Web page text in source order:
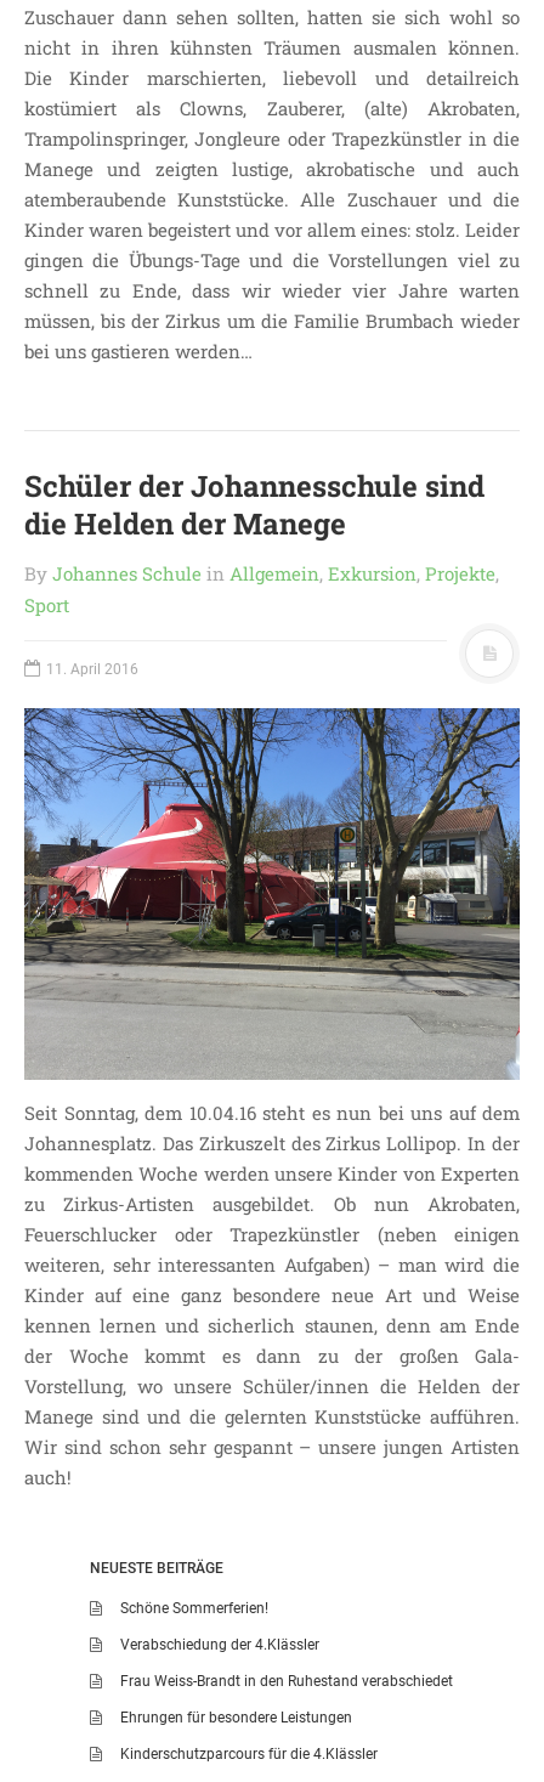
Zuschauer dann sehen sollten, hatten sie sich wohl so
nicht in ihren kühnsten Träumen ausmalen können.
Die Kinder marschierten, liebevoll und detailreich
kostümiert als Clowns, Zauberer, (alte) Akrobaten,
Trampolinspringer, Jongleure oder Trapezkünstler in die
Manege und zeigten lustige, akrobatische und auch
atemberaubende Kunststücke. Alle Zuschauer und die
Kinder waren begeistert und vor allem eines: stolz. Leider
gingen die Übungs-Tage und die Vorstellungen viel zu
schnell zu Ende, dass wir wieder vier Jahre warten
müssen, bis der Zirkus um die Familie Brumbach wieder
bei uns gastieren werden…
Schüler der Johannesschule sind
die Helden der Manege
By Johannes Schule in Allgemein, Exkursion, Projekte,
Sport
11. April 2016
Seit Sonntag, dem 10.04.16 steht es nun bei uns auf dem
Johannesplatz. Das Zirkuszelt des Zirkus Lollipop. In der
kommenden Woche werden unsere Kinder von Experten
zu Zirkus-Artisten ausgebildet. Ob nun Akrobaten,
Feuerschlucker oder Trapezkünstler (neben einigen
weiteren, sehr interessanten Aufgaben) – man wird die
Kinder auf eine ganz besondere neue Art und Weise
kennen lernen und sicherlich staunen, denn am Ende
der Woche kommt es dann zu der großen Gala-
Vorstellung, wo unsere Schüler/innen die Helden der
Manege sind und die gelernten Kunststücke aufführen.
Wir sind schon sehr gespannt – unsere jungen Artisten
auch!
NEUESTE BEITRÄGE
Schöne Sommerferien!
Verabschiedung der 4.Klässler
Frau Weiss-Brandt in den Ruhestand verabschiedet
Ehrungen für besondere Leistungen
Kinderschutzparcours für die 4.Klässler